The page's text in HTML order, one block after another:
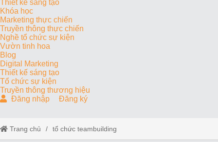
Thiết kế sáng tạo
Khóa học
Marketing thực chiến
Truyền thông thực chiến
Nghề tổ chức sự kiện
Vườn tinh hoa
Blog
Digital Marketing
Thiết kế sáng tạo
Tổ chức sự kiện
Truyền thông thương hiệu
Đăng nhập
Đăng ký
Trang chủ tổ chức teambuilding